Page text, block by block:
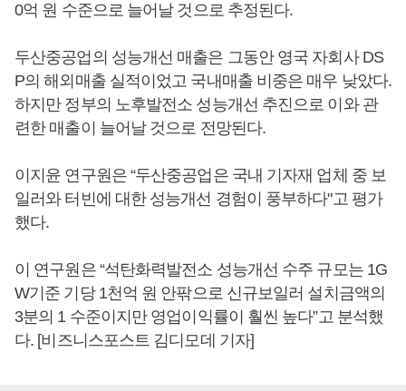
0억 원 수준으로 늘어날 것으로 추정된다.
두산중공업의 성능개선 매출은 그동안 영국 자회사 DS
P의 해외매출 실적이었고 국내매출 비중은 매우 낮았다.
하지만 정부의 노후발전소 성능개선 추진으로 이와 관
련한 매출이 늘어날 것으로 전망된다.
이지윤 연구원은 “두산중공업은 국내 기자재 업체 중 보
일러와 터빈에 대한 성능개선 경험이 풍부하다"고 평가
했다.
이 연구원은 “석탄화력발전소 성능개선 수주 규모는 1G
W기준 기당 1천억 원 안팎으로 신규보일러 설치금액의
3분의 1 수준이지만 영업이익률이 훨씬 높다”고 분석했
다. [비즈니스포스트 김디모데 기자]